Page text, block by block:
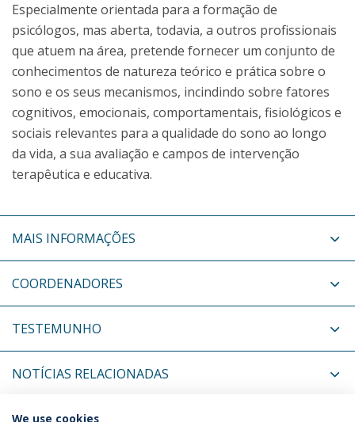
Especialmente orientada para a formação de
psicólogos, mas aberta, todavia, a outros profissionais
que atuem na área, pretende fornecer um conjunto de
conhecimentos de natureza teórico e prática sobre o
sono e os seus mecanismos, incindindo sobre fatores
cognitivos, emocionais, comportamentais, fisiológicos e
sociais relevantes para a qualidade do sono ao longo
da vida, a sua avaliação e campos de intervenção
terapêutica e educativa.
MAIS INFORMAÇÕES
COORDENADORES
TESTEMUNHO
NOTÍCIAS RELACIONADAS
We use cookies